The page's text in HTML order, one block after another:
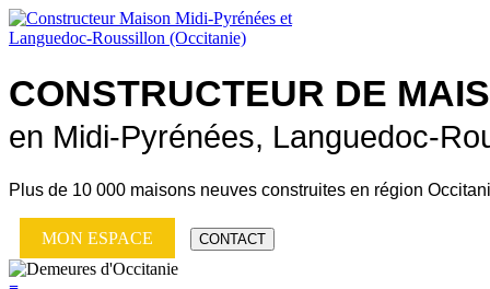
CONSTRUCTEUR DE
en Midi-Pyrénées, Languedoc-
Plus de 10 000 maisons neuves construites en région
MON ESPACE CONTACT